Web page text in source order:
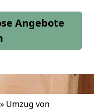
Angebote
» Umzug von